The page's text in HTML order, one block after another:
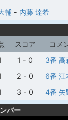
輔 - 内藤 達希
スコア コメ
1 - 0 3番 高
2 - 0 6番 江
3 - 0 4番 矢
バー